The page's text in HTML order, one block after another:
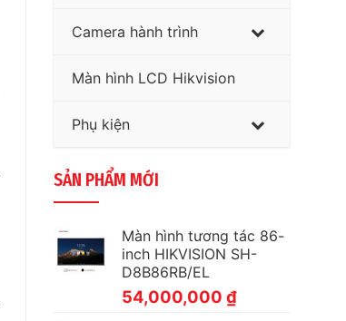
Camera hành trình
Màn hình LCD Hikvision
Phụ kiện
SẢN PHẨM MỚI
Màn hình tương tác 86-
inch HIKVISION SH-
D8B86RB/EL
54,000,000 ₫